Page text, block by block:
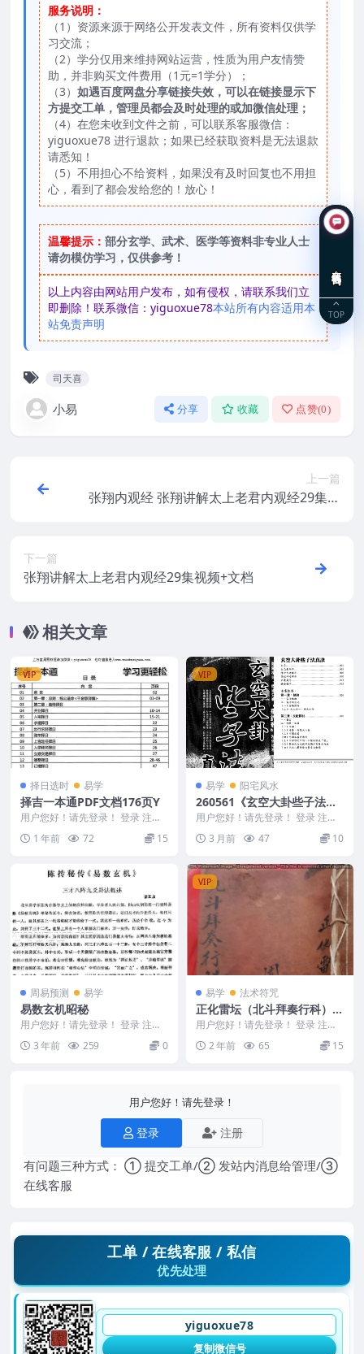
服务说明：
（1）资源来源于网络公开发表文件，所有资料仅供学
习交流；
（2）学分仅用来维持网站运营，性质为用户友情赞
助，并非购买文件费用（1元=1学分）；
（3） 如遇百度网盘分享链接失效，可以在链接显示下
方提交工单，管理员都会及时处理的或加微信处理；
（4）在您未收到文件之前，可以联系客服微信：
yiguoxue78 进行退款；如果已经获取资料是无法退款
请悉知！
（5）不用担心不给资料，如果没有及时回复也不用担
心，看到了都会发给您的！放心！
温馨提示： 部分玄学、武术、医学等资料非专业人士
请勿模仿学习，仅供参考！
以上内容由网站用户发布，如有侵权，请联系我们立
即删除！联系微信：yiguoxue78本站所有内容适用本
站免责声明
司天喜
小易 分享 收藏 点赞(0)
上一篇
张翔内观经 张翔讲解太上老君内观经29集视
下一篇
张翔讲解太上老君内观经29集视频+文档
相关文章
VIP
择日选时 易学
择吉一本通PDF文档176页Y
用户您好！请先登录！ 登录 注册
择吉一本通PDF文档176页Y 2505
86 1 年前 72 15
VIP
易学 阳宅风水
260561《玄空大卦些子法真
诀》374页 电子版Y
用户您好！请先登录！ 登录 注册
《玄空大卦些子法真诀》374页 电
子版Y 26...
3 月前 47 10
周易预测 易学
易数玄机昭秘
用户您好！请先登录！ 登录 注册
易数玄机昭秘.pdf 2401132-2 九
爻...3 年前 259 0
VIP
易学 法术符咒
正化雷坛（北斗拜奏行科）.p
df
用户您好！请先登录！ 登录 注册
正化雷坛（北斗拜奏行科）.pdf 24
0503...
2 年前 65 15
用户您好！请先登录！
登录 注册
有问题三种方式： ① 提交工单/② 发站内消息给管理/③
在线客服
工单 / 在线客服 / 私信
优先处理
yiguoxue78
复制微信号
TOP